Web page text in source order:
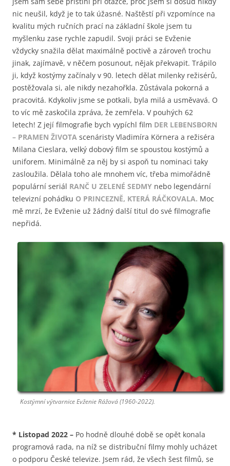
nic neušil, když je to tak úžasné. Naštěstí při vzpomínce na
kvalitu mých ručních prací na základní škole jsem tu
myšlenku zase rychle zapudil. Svoji práci se Evženie
vždycky snažila dělat maximálně poctivě a zároveň trochu
jinak, zajímavě, v něčem posunout, nějak překvapit. Trápilo
ji, když kostýmy začínaly v 90. letech dělat milenky režisérů,
postěžovala si, ale nikdy nezahořkla. Zůstávala pokorná a
pracovitá. Kdykoliv jsme se potkali, byla milá a usměvavá. O
to víc mě zaskočila zpráva, že zemřela. V pouhých 62
letech! Z její filmografie bych vypíchl film DER LEBENSBORN
– PRAMEN ŽIVOTA scenáristy Vladimíra Körnera a režiséra
Milana Cieslara, velký dobový film se spoustou kostýmů a
uniforem. Minimálně za něj by si aspoň tu nominaci taky
zasloužila. Dělala toho ale mnohem víc, třeba mimořádně
populární seriál RANČ U ZELENÉ SEDMY nebo legendární
televizní pohádku O PRINCEZNĚ, KTERÁ RÁČKOVALA. Moc
mě mrzí, že Evženie už žádný další titul do své filmografie
nepřidá.
Kostýmní výtvarnice Evženie Rážová (1960-2022).
* Listopad 2022 – Po hodně dlouhé době se opět konala
programová rada, na níž se distribuční filmy mohly ucházet
o podporu České televize. Jsem rád, že všech šest filmů, se